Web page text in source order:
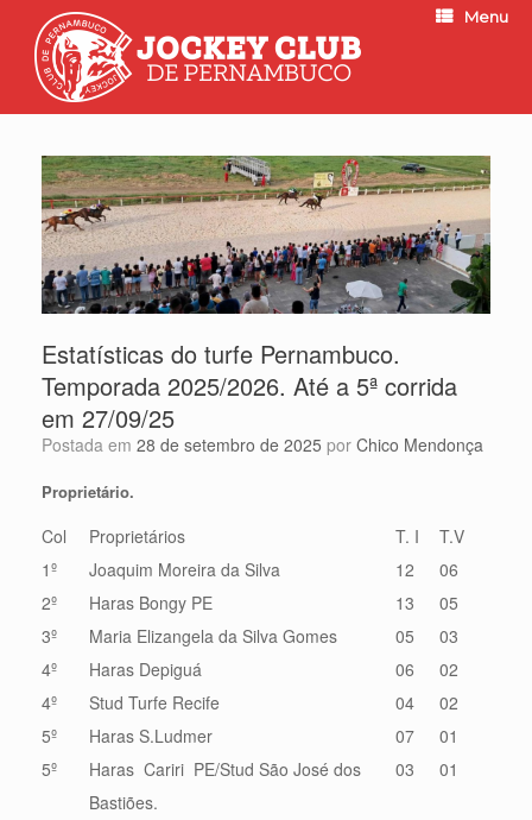
Menu
Estatísticas do turfe Pernambuco.
Temporada 2025/2026. Até a 5ª corrida
em 27/09/25
Postada em 28 de setembro de 2025 por Chico Mendonça
Proprietário.
Col Proprietários T. I
T.V
1º
Joaquim Moreira da Silva 12
06
2º
Haras Bongy PE 13
05
3º
Maria Elizangela da Silva Gomes 05
03
4º
Haras Depiguá 06
02
4º
Stud Turfe Recife 04
02
5º
Haras S.Ludmer 07
01
5º
Haras Cariri PE/Stud São José dos
Bastiões.
03 01